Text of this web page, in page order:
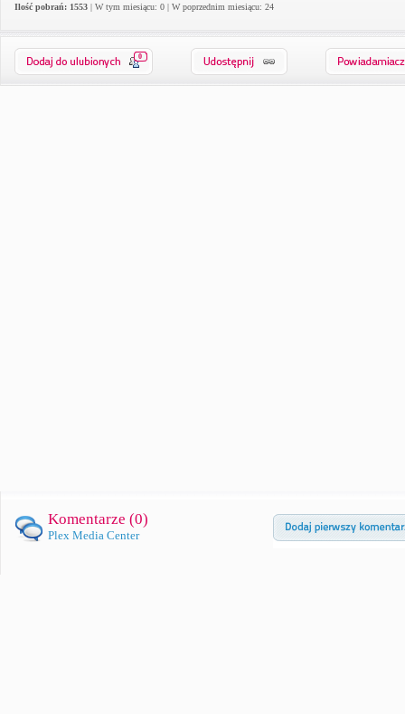
Ilość pobrań: 1553 | W tym miesiącu: 0 | W poprzednim miesiącu: 24
0
Komentarze (0)
Plex Media Center